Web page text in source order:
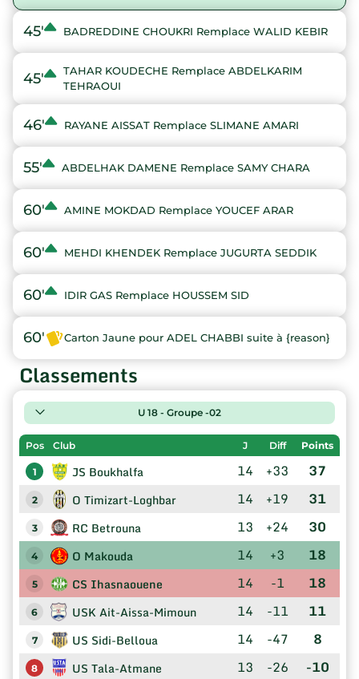
45' BADREDDINE CHOUKRI Remplace WALID KEBIR
45'
TAHAR KOUDECHE Remplace ABDELKARIM
TEHRAOUI
46' RAYANE AISSAT Remplace SLIMANE AMARI
55' ABDELHAK DAMENE Remplace SAMY CHARA
60' AMINE MOKDAD Remplace YOUCEF ARAR
60' MEHDI KHENDEK Remplace JUGURTA SEDDIK
60' IDIR GAS Remplace HOUSSEM SID
60' Carton Jaune pour ADEL CHABBI suite à {reason}
Classements
U 18 - Groupe -02
Pos Club J Diff Points
1 JS Boukhalfa 14 +33 37
2 O Timizart-Loghbar 14 +19 31
3 RC Betrouna 13 +24 30
4 O Makouda 14 +3 18
5 CS Ihasnaouene 14 -1 18
6 USK Ait-Aissa-Mimoun 14 -11 11
7 US Sidi-Belloua 14 -47 8
8 US Tala-Atmane 13 -26 -10